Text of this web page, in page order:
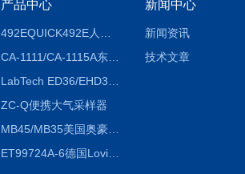
产品中心
CA-1111/CA-1115A东京理化EYELA CA-1111/CA-1115A冷却水循环装置
ZC-Q便携大气采样器
MB45/MB35美国奥豪斯OHAUS MB45/MB35卤素红外水分测定仪
ET99724A-6德国Lovibond ET99724A-6微电脑BOD测定仪
新闻中心
新闻资讯
技术文章